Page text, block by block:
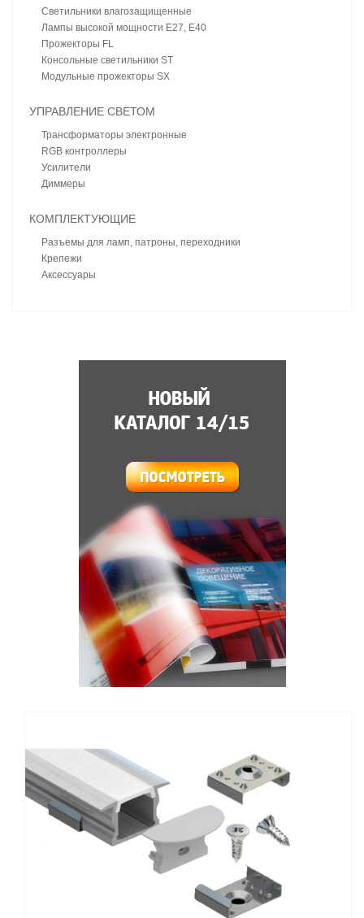
Светильники влагозащищенные
Лампы высокой мощности E27, E40
Прожекторы FL
Консольные светильники ST
Модульные прожекторы SX
УПРАВЛЕНИЕ СВЕТОМ
Трансформаторы электронные
RGB контроллеры
Усилители
Диммеры
КОМПЛЕКТУЮЩИЕ
Разъемы для ламп, патроны, переходники
Крепежи
Аксессуары